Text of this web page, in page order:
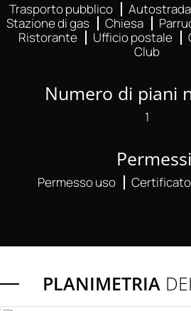
Trasporto pubblico Autostrada
Stazione di gas
Chiesa
Ristorante
Ufficio postale
Club
Numero di piani
1
Permessi
Permesso uso
PLANIMETRIA